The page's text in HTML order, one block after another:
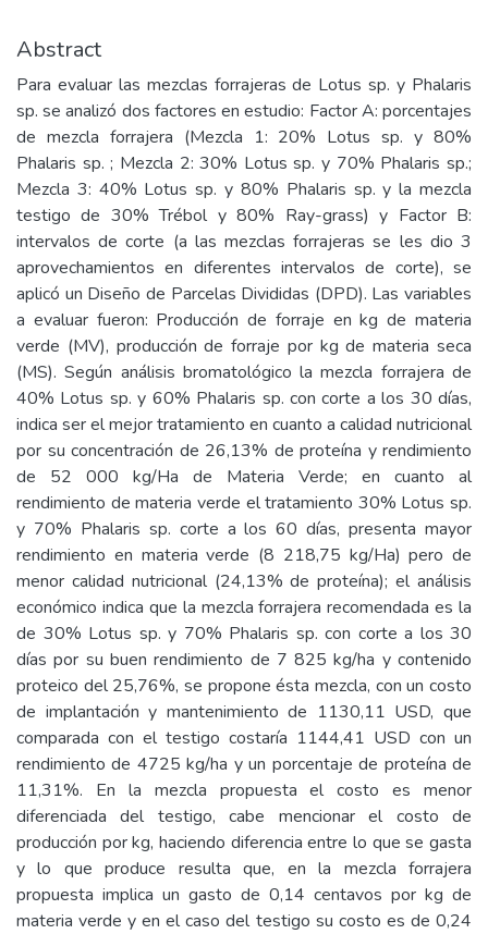
Abstract
Para evaluar las mezclas forrajeras de Lotus sp. y Phalaris
sp. se analizó dos factores en estudio: Factor A: porcentajes
de mezcla forrajera (Mezcla 1: 20% Lotus sp. y 80%
Phalaris sp. ; Mezcla 2: 30% Lotus sp. y 70% Phalaris sp.;
Mezcla 3: 40% Lotus sp. y 80% Phalaris sp. y la mezcla
testigo de 30% Trébol y 80% Ray-grass) y Factor B:
intervalos de corte (a las mezclas forrajeras se les dio 3
aprovechamientos en diferentes intervalos de corte), se
aplicó un Diseño de Parcelas Divididas (DPD). Las variables
a evaluar fueron: Producción de forraje en kg de materia
verde (MV), producción de forraje por kg de materia seca
(MS). Según análisis bromatológico la mezcla forrajera de
40% Lotus sp. y 60% Phalaris sp. con corte a los 30 días,
indica ser el mejor tratamiento en cuanto a calidad nutricional
por su concentración de 26,13% de proteína y rendimiento
de 52 000 kg/Ha de Materia Verde; en cuanto al
rendimiento de materia verde el tratamiento 30% Lotus sp.
y 70% Phalaris sp. corte a los 60 días, presenta mayor
rendimiento en materia verde (8 218,75 kg/Ha) pero de
menor calidad nutricional (24,13% de proteína); el análisis
económico indica que la mezcla forrajera recomendada es la
de 30% Lotus sp. y 70% Phalaris sp. con corte a los 30
días por su buen rendimiento de 7 825 kg/ha y contenido
proteico del 25,76%, se propone ésta mezcla, con un costo
de implantación y mantenimiento de 1130,11 USD, que
comparada con el testigo costaría 1144,41 USD con un
rendimiento de 4725 kg/ha y un porcentaje de proteína de
11,31%. En la mezcla propuesta el costo es menor
diferenciada del testigo, cabe mencionar el costo de
producción por kg, haciendo diferencia entre lo que se gasta
y lo que produce resulta que, en la mezcla forrajera
propuesta implica un gasto de 0,14 centavos por kg de
materia verde y en el caso del testigo su costo es de 0,24